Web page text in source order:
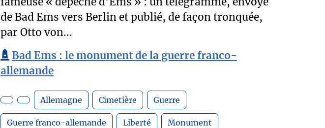
de Bad Ems vers Berlin et publié, de façon tronquée,
par Otto von...
Bad Ems : le monument de la guerre franco-
allemande
Allemagne Cimetière Guerre
Guerre franco-allemande Liberté Monument